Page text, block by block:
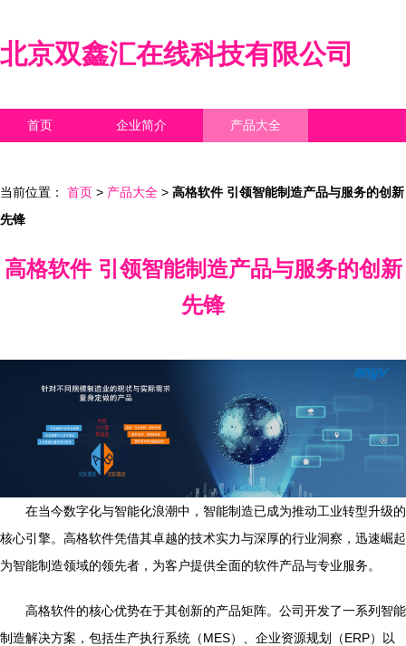
北京双鑫汇在线科技有限公司
首页 企业简介 产品大全
当前位置： 首页 > 产品大全 > 高格软件 引领智能制造产品与服务的创新
先锋
高格软件 引领智能制造产品与服务的创新
先锋
在当今数字化与智能化浪潮中，智能制造已成为推动工业转型升级的
核心引擎。高格软件凭借其卓越的技术实力与深厚的行业洞察，迅速崛起
为智能制造领域的领先者，为客户提供全面的软件产品与专业服务。
高格软件的核心优势在于其创新的产品矩阵。公司开发了一系列智能
制造解决方案，包括生产执行系统（MES）、企业资源规划（ERP）以